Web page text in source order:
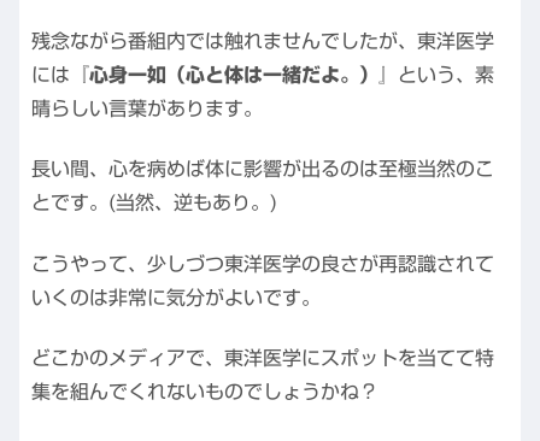
残念ながら番組内では触れませんでしたが、東洋医学
には 『心身一如（心と体は一緒だよ。）』
という、素
晴らしい言葉があります。
長い間、心を病めば体に影響が出るのは至極当然のこ
とです。(当然、逆もあり。)
こうやって、少しづつ東洋医学の良さが再認識されて
いくのは非常に気分がよいです。
どこかのメディアで、東洋医学にスポットを当てて特
集を組んでくれないものでしょうかね？